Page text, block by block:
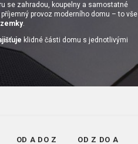
se zahradou, koupelny a samostatné
provoz moderního domu – to vše
.
klidné části domu s jednotlivými
OD A DO Z OD Z DO A